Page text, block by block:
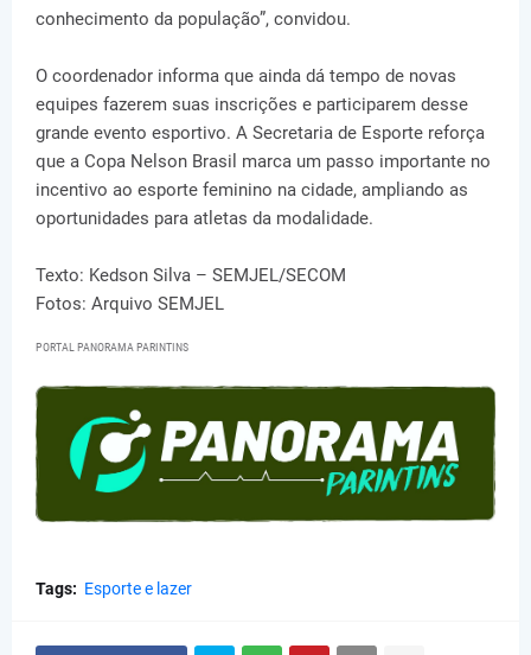
conhecimento da população”, convidou.
O coordenador informa que ainda dá tempo de novas
equipes fazerem suas inscrições e participarem desse
grande evento esportivo. A Secretaria de Esporte reforça
que a Copa Nelson Brasil marca um passo importante no
incentivo ao esporte feminino na cidade, ampliando as
oportunidades para atletas da modalidade.
Texto: Kedson Silva – SEMJEL/SECOM
Fotos: Arquivo SEMJEL
PORTAL PANORAMA PARINTINS
Tags: Esporte e lazer